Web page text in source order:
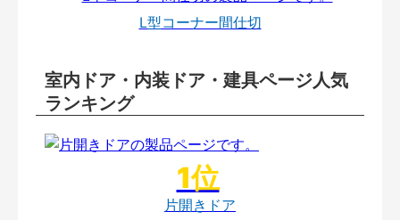
L型コーナー間仕切
室内ドア・内装ドア・建具ページ人気
ランキング
片開きドア